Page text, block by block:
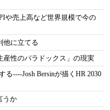
や売上高など世界規模で今の
他に立てる
性のパラドックス」の現実
る----Josh Bersinが描くHR 2030
うか